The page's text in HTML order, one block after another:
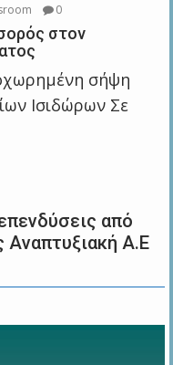
0
στον
σήψη
Ισιδώρων Σε
από
Αναπτυξιακή Α.Ε